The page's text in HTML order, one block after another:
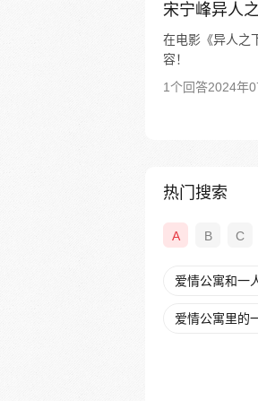
宋宁峰异人
在电影《异人之
容！
1个回答2024年
热门搜索
A B C
爱情公寓和一
爱情公寓里的